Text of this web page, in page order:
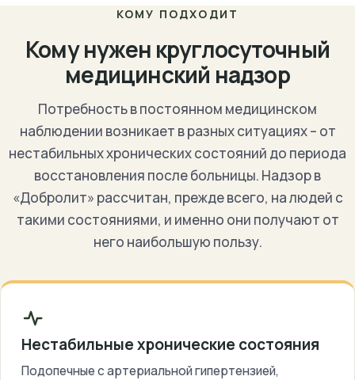
КОМУ ПОДХОДИТ
Кому нужен круглосуточный
медицинский надзор
Потребность в постоянном медицинском
наблюдении возникает в разных ситуациях – от
нестабильных хронических состояний до периода
восстановления после больницы. Надзор в
«Добролит» рассчитан, прежде всего, на людей с
такими состояниями, и именно они получают от
него наибольшую пользу.
Нестабильные хронические состояния
Подопечные с артериальной гипертензией,